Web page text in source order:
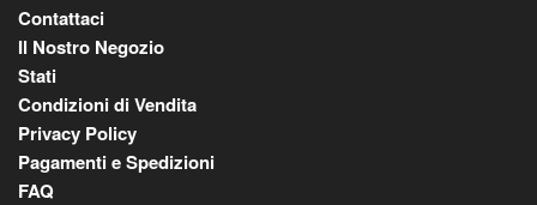
Contattaci
Il Nostro Negozio
Stati
Condizioni di Vendita
Privacy Policy
Pagamenti e Spedizioni
FAQ